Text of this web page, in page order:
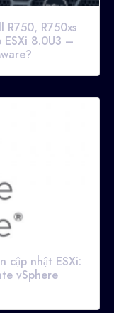
R750, R750xs
8.0U3 –
cập nhật ESXi:
vSphere